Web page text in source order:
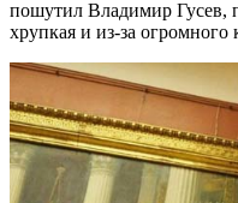
пошутил Владимир Гусев,
хрупкая и из-за огромного